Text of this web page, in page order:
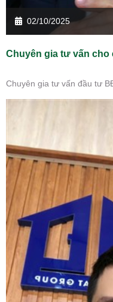
02/10/2025
Chuyên gia tư vấn cho
Chuyên gia tư vấn đầu tư